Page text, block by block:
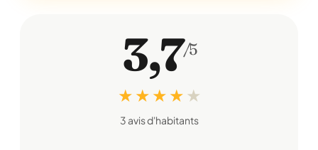
3,7/5
★ ★ ★ ★ ★
3 avis d'habitants